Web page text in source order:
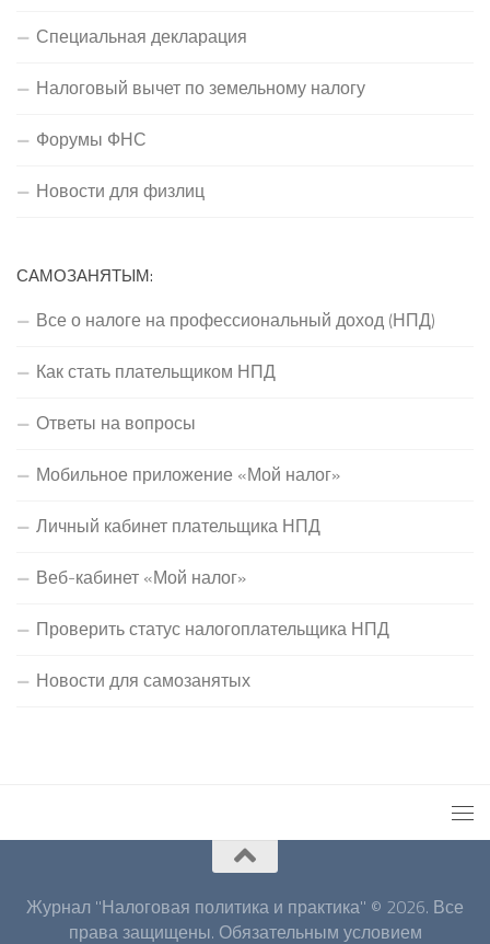
Специальная декларация
Налоговый вычет по земельному налогу
Форумы ФНС
Новости для физлиц
САМОЗАНЯТЫМ:
Все о налоге на профессиональный доход (НПД)
Как стать плательщиком НПД
Ответы на вопросы
Мобильное приложение «Мой налог»
Личный кабинет плательщика НПД
Веб-кабинет «Мой налог»
Проверить статус налогоплательщика НПД
Новости для самозанятых
Журнал "Налоговая политика и практика" © 2026. Все
права защищены. Обязательным условием